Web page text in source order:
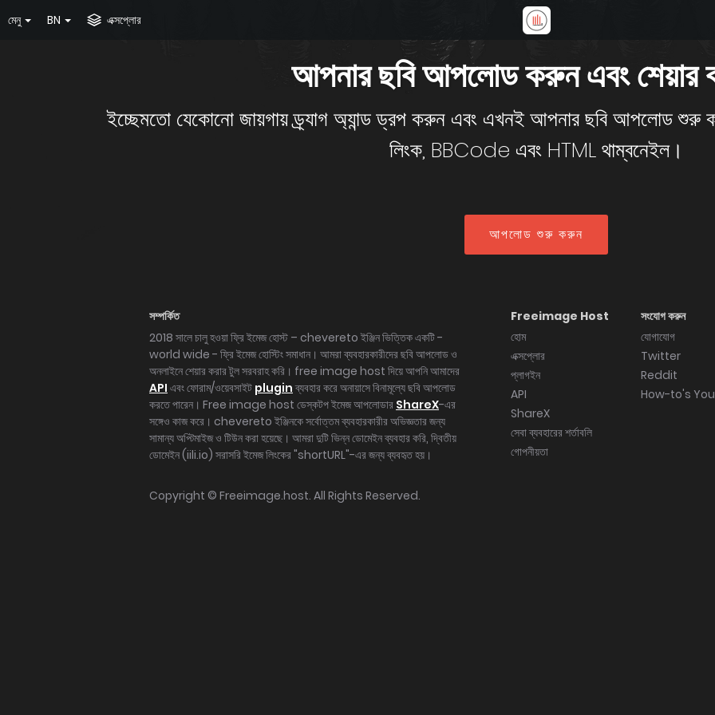
মেনু BN এক্সপ্লোর
আপনার ছবি আপলোড করুন এবং
ইচ্ছেমতো যেকোনো জায়গায় ড্র্যাগ অ্যান্ড ড্রপ করুন এবং এখনই আপনার ছবি আপলোড
লিংক, BBCode এবং HTML থাম্বনেইল।
আপলোড শুরু করুন
সম্পর্কিত
2018 সালে চালু হওয়া ফ্রি ইমেজ হোস্ট – chevereto ইঞ্জিন ভিত্তিক একটি -
world wide - ফ্রি ইমেজ হোস্টিং সমাধান। আমরা ব্যবহারকারীদের ছবি আপলোড ও
অনলাইনে শেয়ার করার টুল সরবরাহ করি। free image host দিয়ে আপনি আমাদের
API এবং ফোরাম/ওয়েবসাইট pluginব্যবহার করে অনায়াসে বিনামূল্যে ছবি আপলোড
করতে পারেন। Free image host ডেস্কটপ ইমেজ আপলোডার ShareX-এর
সঙ্গেও কাজ করে। chevereto ইঞ্জিনকে সর্বোত্তম ব্যবহারকারীর অভিজ্ঞতার জন্য
সামান্য অপ্টিমাইজ ও টিউন করা হয়েছে। আমরা দুটি ভিন্ন ডোমেইন ব্যবহার করি, দ্বিতীয়
ডোমেইন (iili.io) সরাসরি ইমেজ লিংকের "shortURL"-এর জন্য ব্যবহৃত হয়।
Freeimage Host
হোম
এক্সপ্লোর
প্লাগইন
API
ShareX
সেবা ব্যবহারের শর্তাবলি
গোপনীয়তা
সংযোগ করুন
যোগাযোগ
Twitter
Reddit
How-to's
Copyright © Freeimage.host. All Rights Reserved.